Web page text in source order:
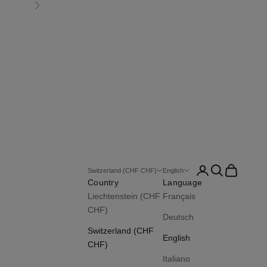
Following
Switzerland (CHF CHF)
Country
Liechtenstein (CHF
CHF)
Switzerland (CHF
CHF)
English
Language
Français
Deutsch
English
Italiano
Connection
Research
Basket